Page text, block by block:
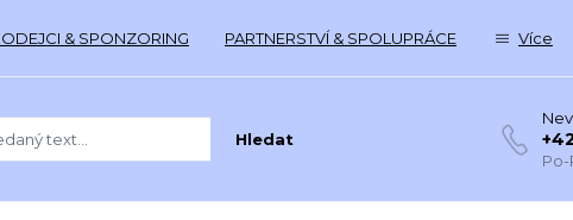
& SPONZORING PARTNERSTVÍ & SPOLUPRÁCE Více
Hledat
Po-